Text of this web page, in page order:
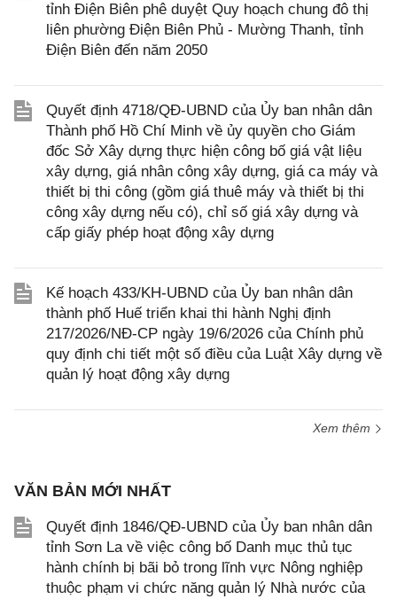
tỉnh Điện Biên phê duyệt Quy hoạch chung đô thị
liên phường Điện Biên Phủ - Mường Thanh, tỉnh
Điện Biên đến năm 2050
Quyết định 4718/QĐ-UBND của Ủy ban nhân dân
Thành phố Hồ Chí Minh về ủy quyền cho Giám
đốc Sở Xây dựng thực hiện công bố giá vật liệu
xây dựng, giá nhân công xây dựng, giá ca máy và
thiết bị thi công (gồm giá thuê máy và thiết bị thi
công xây dựng nếu có), chỉ số giá xây dựng và
cấp giấy phép hoạt động xây dựng
Kế hoạch 433/KH-UBND của Ủy ban nhân dân
thành phố Huế triển khai thi hành Nghị định
217/2026/NĐ-CP ngày 19/6/2026 của Chính phủ
quy định chi tiết một số điều của Luật Xây dựng về
quản lý hoạt động xây dựng
Xem thêm
VĂN BẢN MỚI NHẤT
Quyết định 1846/QĐ-UBND của Ủy ban nhân dân
tỉnh Sơn La về việc công bố Danh mục thủ tục
hành chính bị bãi bỏ trong lĩnh vực Nông nghiệp
thuộc phạm vi chức năng quản lý Nhà nước của